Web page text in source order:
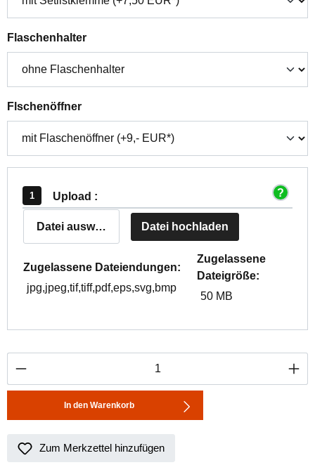
Flaschenhalterauswählen
Flschenöffnerauswählen
Upload :
Datei auswählen Datei hochladen
Zugelassene Dateiendungen:
jpg,jpeg,tif,tiff,pdf,eps,svg,bmp
Zugelassene
Dateigröße:
50 MB
Produkt Anzahl: Gib den gewünschten
In den Warenkorb
Zum Merkzettel hinzufügen